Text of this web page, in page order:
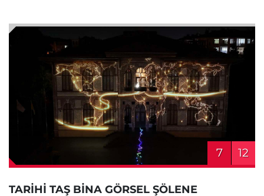
7 12
TARİHİ TAŞ BİNA GÖRSEL ŞÖLENE